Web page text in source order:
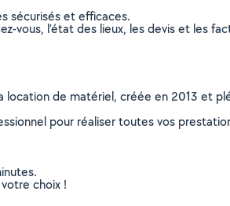
sécurisés et efficaces.
vous, l’état des lieux, les devis et les
de matériel, créée en 2013 et
pour réaliser toutes vos
choix !